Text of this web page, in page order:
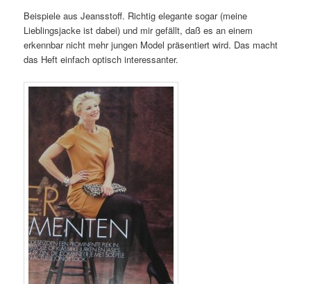
Beispiele aus Jeansstoff. Richtig elegante sogar (meine
Lieblingsjacke ist dabei) und mir gefällt, daß es an einem
erkennbar nicht mehr jungen Model präsentiert wird. Das macht
das Heft einfach optisch interessanter.